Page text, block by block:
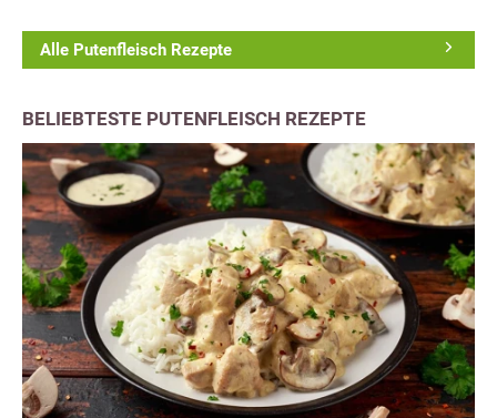
Alle Putenfleisch Rezepte
BELIEBTESTE PUTENFLEISCH REZEPTE